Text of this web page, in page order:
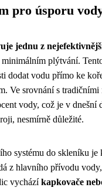
pro úsporu
jednu z
plýtvání.
dodat vodu přímo ke
Ve srovnání s
vody, což je v
nesmírně důležité.
systému do skleníku
z hlavního přívodu
vycházíkapkovače